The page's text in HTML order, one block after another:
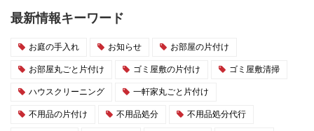
最新情報キーワード
お庭の手入れ お知らせ お部屋の片付け
お部屋丸ごと片付け ゴミ屋敷の片付け ゴミ屋敷清掃
ハウスクリーニング 一軒家丸ごと片付け
不用品の片付け 不用品処分 不用品処分代行